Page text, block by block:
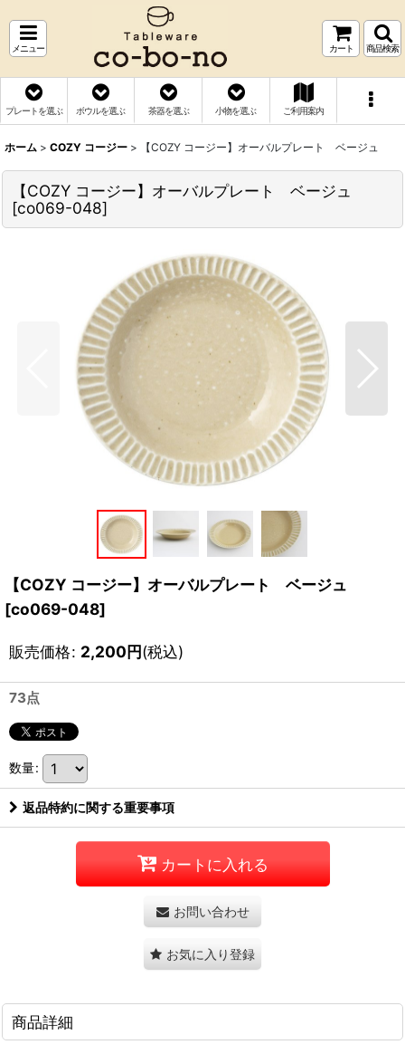
メニュー カート 商品検索
プレートを選ぶ ボウルを選ぶ 茶器を選ぶ 小物を選ぶ ご利用案内
ホーム > COZY コージー > 【COZY コージー】オーバルプレート ベージュ
【COZY コージー】オーバルプレート ベージュ
[co069-048]
【COZY コージー】オーバルプレート ベージュ
[co069-048]
販売価格: 2,200円(税込)
73点
数量:
返品特約に関する重要事項
カートに入れる
お問い合わせ
お気に入り登録
商品詳細